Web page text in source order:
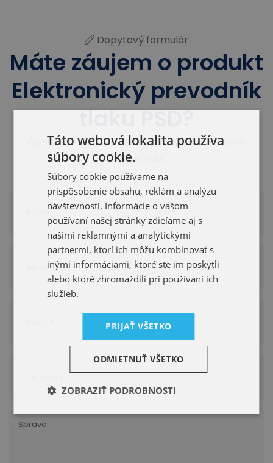
Dopytový formulár
Máte záujem o produkt
Elektronický prevodník
tlaku PSD?
Vyplňte formulár a my vás budeme čo najskôr
kontaktovať.
Táto webová lokalita používa
súbory cookie.
Súbory cookie používame na
prispôsobenie obsahu, reklám a analýzu
návštevnosti. Informácie o vašom
používaní našej stránky zdieľame aj s
našimi reklamnými a analytickými
partnermi, ktorí ich môžu kombinovať s
inými informáciami, ktoré ste im poskytli
alebo ktoré zhromaždili pri používaní ich
služieb.
PRIJAŤ VŠETKO
ODMIETNUŤ VŠETKO
ZOBRAZIŤ PODROBNOSTI